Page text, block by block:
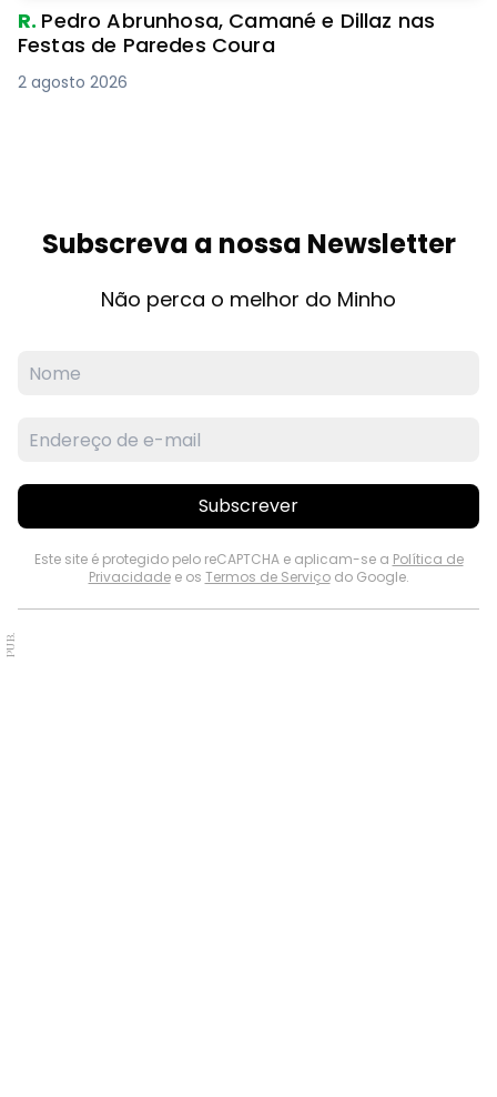
R. Pedro Abrunhosa, Camané e Dillaz nas
Festas de Paredes Coura
2 agosto 2026
Subscreva a nossa Newsletter
Não perca o melhor do Minho
Subscrever
Este site é protegido pelo reCAPTCHA e aplicam-se a Política de
Privacidadee os Termos de Serviçodo Google.
PUB.